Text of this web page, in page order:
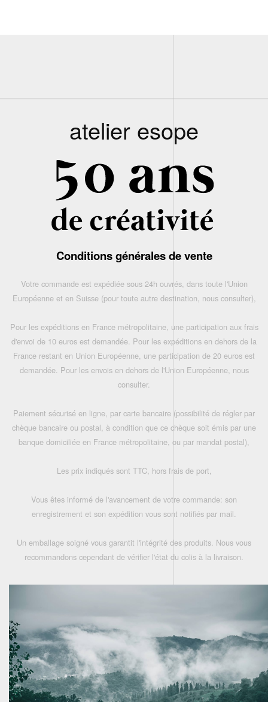
atelier esope
Conditions générales de vente
Votre commande est expédiée sous 24h ouvrés, dans toute l'Union
Européenne et en Suisse (pour toute autre destination, nous consulter),
Pour les expéditions en France métropolitaine, une participation aux frais
d'envoi de 10 euros est demandée. Pour les expéditions en dehors de la
France restant en Union Européenne, une participation de 20 euros est
demandée. Pour les envois en dehors de l'Union Européenne, nous
consulter.
Paiement sécurisé en ligne, par carte bancaire (possibilité de régler par
chèque bancaire ou postal, à condition que ce chèque soit émis par une
banque domiciliée en France métropolitaine, ou par mandat postal),
Les prix indiqués sont TTC, hors frais de port,
Vous êtes informé de l'avancement de votre commande: son
enregistrement et son expédition vous sont notifiés par mail.
Un emballage soigné vous garantit l'intégrité des produits. Nous vous
recommandons cependant de vérifier l'état du colis à la livraison.